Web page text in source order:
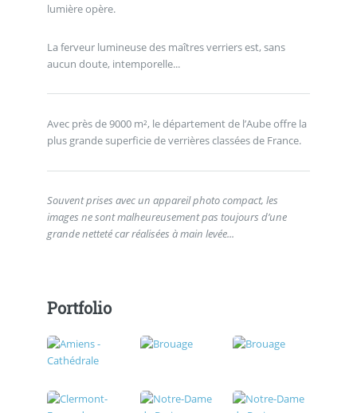
lumière opère.
La ferveur lumineuse des maîtres verriers est, sans
aucun doute, intemporelle...
Avec près de 9000 m², le département de l’Aube offre la
plus grande superficie de verrières classées de France.
Souvent prises avec un appareil photo compact, les
images ne sont malheureusement pas toujours d’une
grande netteté car réalisées à main levée...
Portfolio